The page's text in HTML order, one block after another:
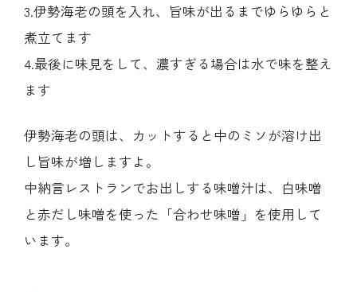
3.伊勢海老の頭を入れ、旨味が出るまでゆらゆらと
煮立てます
4.最後に味見をして、濃すぎる場合は水で味を整え
ます
伊勢海老の頭は、カットすると中のミソが溶け出
し旨味が増しますよ。
中納言レストランでお出しする味噌汁は、白味噌
と赤だし味噌を使った「合わせ味噌」を使用して
います。